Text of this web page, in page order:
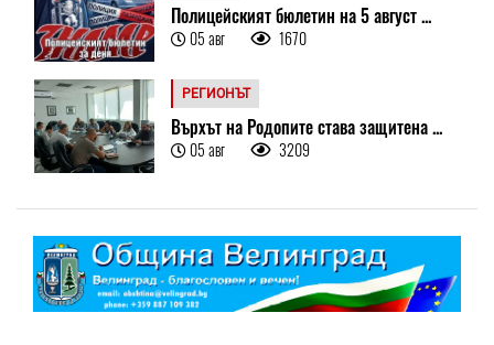
Полицейският бюлетин на 5 август ...
05 авг 1670
РЕГИОНЪТ
Върхът на Родопите става защитена ...
05 авг 3209